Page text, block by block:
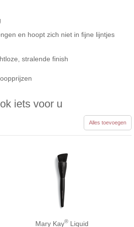
en hoopt zich niet in fijne lijntjes
stralende finish
iets voor u
Alles toevoegen
Mary Kay® Liquid